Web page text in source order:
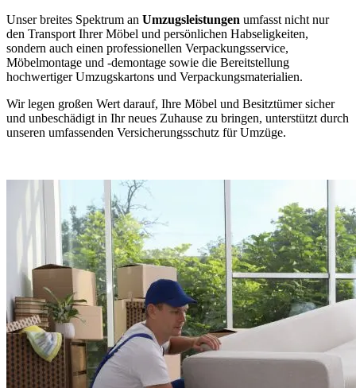
Unser breites Spektrum an Umzugsleistungen umfasst nicht nur
den Transport Ihrer Möbel und persönlichen Habseligkeiten,
sondern auch einen professionellen Verpackungsservice,
Möbelmontage und -demontage sowie die Bereitstellung
hochwertiger Umzugskartons und Verpackungsmaterialien.
Wir legen großen Wert darauf, Ihre Möbel und Besitztümer sicher
und unbeschädigt in Ihr neues Zuhause zu bringen, unterstützt durch
unseren umfassenden Versicherungsschutz für Umzüge.